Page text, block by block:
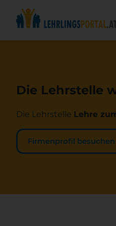
Die Lehrstelle
Die Lehrstelle Lehre
Firmenprofil besuchen